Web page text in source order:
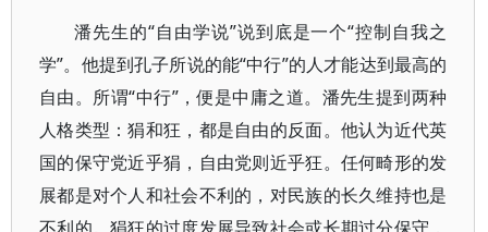
潘先生的“自由学说”说到底是一个“控制自我之
学”。他提到孔子所说的能“中行”的人才能达到最高的
自由。所谓“中行”，便是中庸之道。潘先生提到两种
人格类型：狷和狂，都是自由的反面。他认为近代英
国的保守党近乎狷，自由党则近乎狂。任何畸形的发
展都是对个人和社会不利的，对民族的长久维持也是